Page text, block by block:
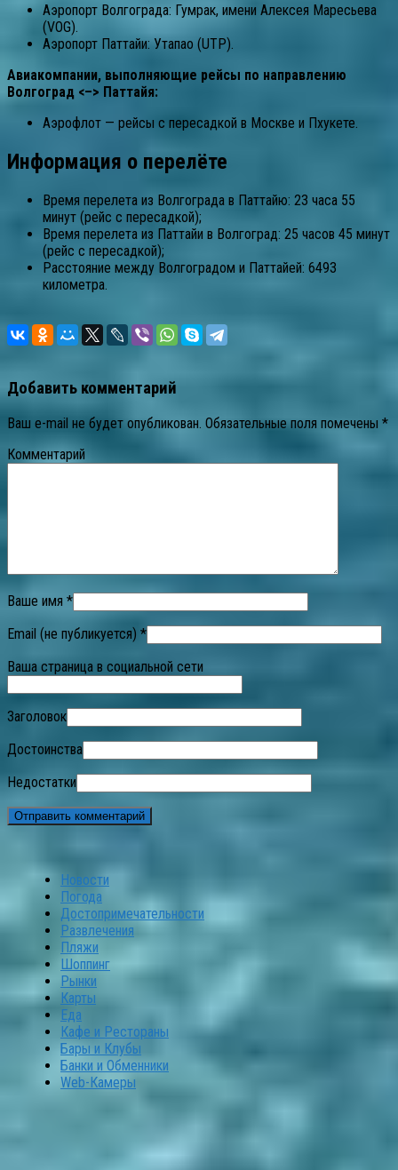
Аэропорт Волгограда: Гумрак, имени Алексея Маресьева
(VOG).
Аэропорт Паттайи: Утапао (UTP).
Авиакомпании, выполняющие рейсы по направлению
Волгоград <–> Паттайя:
Аэрофлот — рейсы с пересадкой в Москве и Пхукете.
Информация о перелёте
Время перелета из Волгограда в Паттайю: 23 часа 55
минут (рейс с пересадкой);
Время перелета из Паттайи в Волгоград: 25 часов 45 минут
(рейс с пересадкой);
Расстояние между Волгоградом и Паттайей: 6493
километра.
Добавить комментарий
Ваш e-mail не будет опубликован. Обязательные поля помечены *
Комментарий
Ваше имя *
Email (не публикуется) *
Ваша страница в социальной сети
Заголовок
Достоинства
Недостатки
Новости
Погода
Достопримечательности
Развлечения
Пляжи
Шоппинг
Рынки
Карты
Еда
Кафе и Рестораны
Бары и Клубы
Банки и Обменники
Web-Камеры